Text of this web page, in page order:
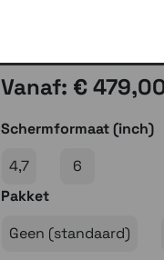
Vanaf: €
Schermformaat (inch)
4,7
6
Pakket
Geen (standaard)